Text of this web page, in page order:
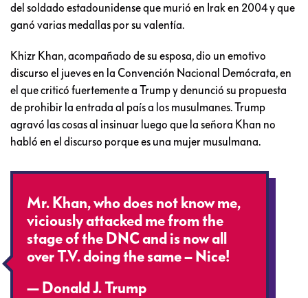
del soldado estadounidense que murió en Irak en 2004 y que
ganó varias medallas por su valentía.
Khizr Khan, acompañado de su esposa, dio un emotivo
discurso el jueves en la Convención Nacional Demócrata, en
el que criticó fuertemente a Trump y denunció su propuesta
de prohibir la entrada al país a los musulmanes. Trump
agravó las cosas al insinuar luego que la señora Khan no
habló en el discurso porque es una mujer musulmana.
Mr. Khan, who does not know me,
viciously attacked me from the
stage of the DNC and is now all
over T.V. doing the same – Nice!
— Donald J. Trump